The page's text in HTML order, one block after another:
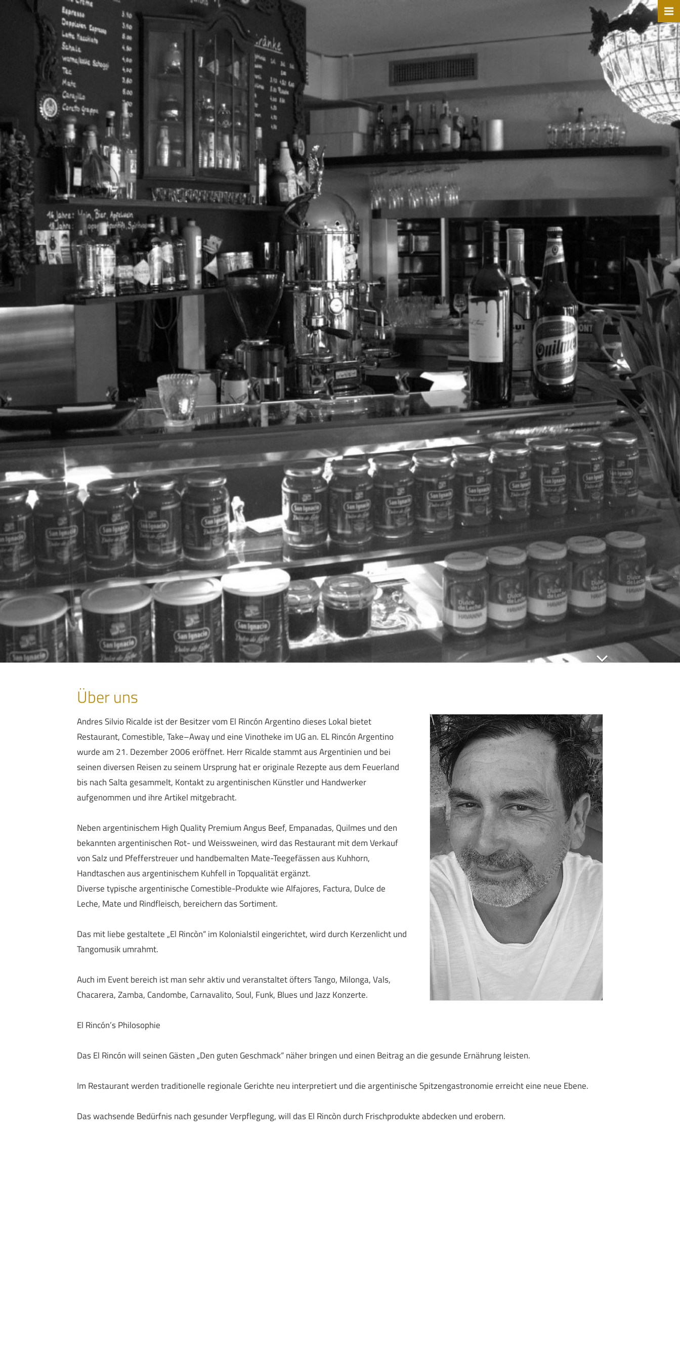
Startseite
Panorama Foto
Öffnungszeiten
So finden Sie uns
Verbindliche Tischreservierung
Kreditkartenakzeptanz
Kontakt
Unsere Vorspeisen Menüs
Fotos Restaurant
Hochzeiten, Geburtstage,
Familienfeiern und co.
Zurück
Über uns
Andres Silvio Ricalde ist der Besitzer vom El Rincón Argentino dieses Lokal bietet
Restaurant, Comestible, Take–Away und eine Vinotheke im UG an. EL Rincón Argentino
wurde am 21. Dezember 2006 eröffnet. Herr Ricalde stammt aus Argentinien und bei
seinen diversen Reisen zu seinem Ursprung hat er originale Rezepte aus dem Feuerland
bis nach Salta gesammelt, Kontakt zu argentinischen Künstler und Handwerker
aufgenommen und ihre Artikel mitgebracht.
Neben argentinischem High Quality Premium Angus Beef, Empanadas, Quilmes und den
bekannten argentinischen Rot- und Weissweinen, wird das Restaurant mit dem Verkauf
von Salz und Pfefferstreuer und handbemalten Mate-Teegefässen aus Kuhhorn,
Handtaschen aus argentinischem Kuhfell in Topqualität ergänzt.
Diverse typische argentinische Comestible-Produkte wie Alfajores, Factura, Dulce de
Leche, Mate und Rindfleisch, bereichern das Sortiment.
Das mit liebe gestaltete „El Rincòn“ im Kolonialstil eingerichtet, wird durch Kerzenlicht und
Tangomusik umrahmt.
Auch im Event bereich ist man sehr aktiv und veranstaltet öfters Tango, Milonga, Vals,
Chacarera, Zamba, Candombe, Carnavalito, Soul, Funk, Blues und Jazz Konzerte.
El Rincón’s Philosophie
Das El Rincón will seinen Gästen „Den guten Geschmack“ näher bringen und einen Beitrag an die gesunde Ernährung leisten.
Im Restaurant werden traditionelle regionale Gerichte neu interpretiert und die argentinische Spitzengastronomie erreicht eine neue Ebene.
Das wachsende Bedürfnis nach gesunder Verpflegung, will das El Rincòn durch Frischprodukte abdecken und erobern.